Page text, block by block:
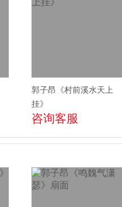
郭子昂《村前溪水天上
挂》
咨询客服